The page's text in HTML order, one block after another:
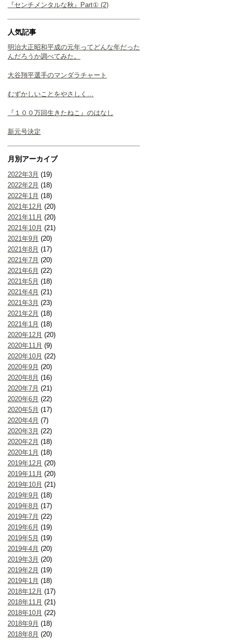
『センチメンタルな秋』Part① (2)
人気記事
明治大正昭和平成の元年ってどんな年だった
んだろうか調べてみた。
大谷翔平選手のマンダラチャート
むずかしいことをやさしく…
『１００万回生きたねこ』のはなし
新元号決定
月別アーカイブ
2022年3月 (19)
2022年2月 (18)
2022年1月 (18)
2021年12月 (20)
2021年11月 (20)
2021年10月 (21)
2021年9月 (20)
2021年8月 (17)
2021年7月 (20)
2021年6月 (22)
2021年5月 (18)
2021年4月 (21)
2021年3月 (23)
2021年2月 (18)
2021年1月 (18)
2020年12月 (20)
2020年11月 (9)
2020年10月 (22)
2020年9月 (20)
2020年8月 (16)
2020年7月 (21)
2020年6月 (22)
2020年5月 (17)
2020年4月 (7)
2020年3月 (22)
2020年2月 (18)
2020年1月 (18)
2019年12月 (20)
2019年11月 (20)
2019年10月 (21)
2019年9月 (18)
2019年8月 (17)
2019年7月 (22)
2019年6月 (19)
2019年5月 (19)
2019年4月 (20)
2019年3月 (20)
2019年2月 (19)
2019年1月 (18)
2018年12月 (17)
2018年11月 (21)
2018年10月 (22)
2018年9月 (18)
2018年8月 (20)